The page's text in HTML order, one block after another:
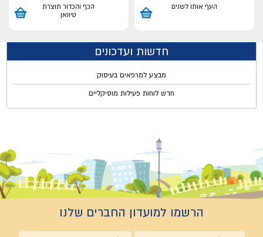
העף אותו לשנים
הכף והכדור תוצרת
טיוואן
חדשות ועדכונים
מבצע למרפאים בעיסוק
חדש לוחות פעילות מוסיקליים
הרשמו למועדון החברים שלנו